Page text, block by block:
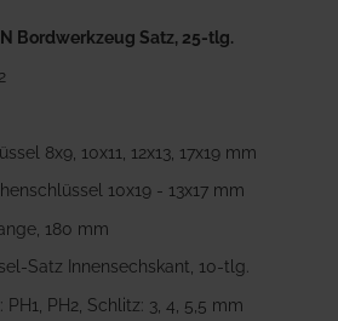
Bordwerkzeug Satz, 25-tlg.
8x9, 10x11, 12x13, 17x19 mm
10x19 - 13x17 mm
180 mm
Satz Innensechskant, 10-tlg.
PH2, Schlitz: 3, 4, 5,5 mm